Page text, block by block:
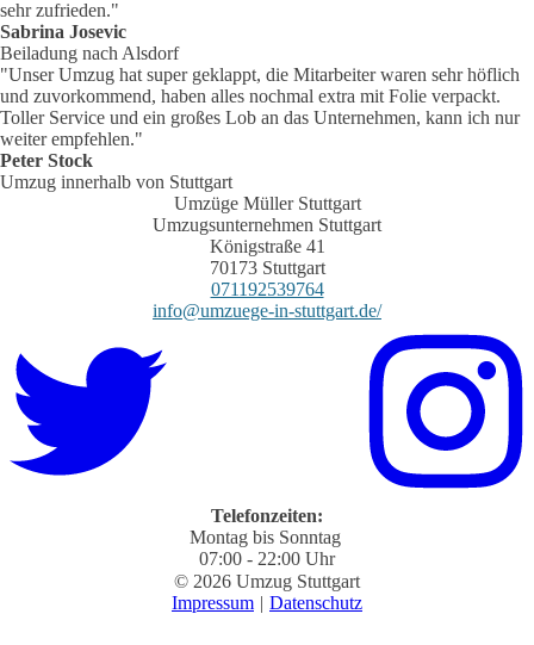
sehr zufrieden."
Sabrina Josevic
Beiladung nach Alsdorf
"Unser Umzug hat super geklappt, die Mitarbeiter waren sehr höflich
und zuvorkommend, haben alles nochmal extra mit Folie verpackt.
Toller Service und ein großes Lob an das Unternehmen, kann ich nur
weiter empfehlen."
Peter Stock
Umzug innerhalb von Stuttgart
Umzüge Müller Stuttgart
Umzugsunternehmen Stuttgart
Königstraße 41
70173 Stuttgart
071192539764
info@umzuege-in-stuttgart.de/
Telefonzeiten:
Montag bis Sonntag
07:00 - 22:00 Uhr
© 2026 Umzug Stuttgart
Impressum | Datenschutz